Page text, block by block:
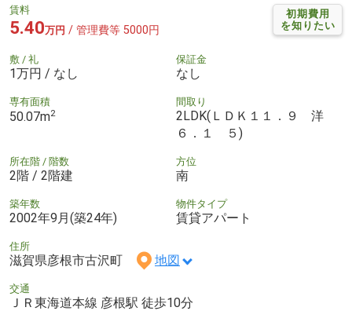
初期費用
を知りたい
賃料
5.40万円 / 管理費等 5000円
敷 / 礼
1万円 / なし
保証金
なし
専有面積
50.07m2
間取り
2LDK(ＬＤＫ１１．９ 洋
６．１ ５)
所在階 / 階数
2階 / 2階建
方位
南
築年数
2002年9月(築24年)
物件タイプ
賃貸アパート
住所
滋賀県彦根市古沢町 地図
交通
ＪＲ東海道本線 彦根駅 徒歩10分